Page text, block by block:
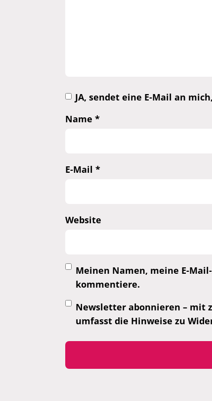
JA, sendet eine E-Mail an
Name *
E-Mail *
Website
Meinen Namen, meine E-
kommentiere.
Newsletter abonnieren – mit
umfasst die Hinweise zu